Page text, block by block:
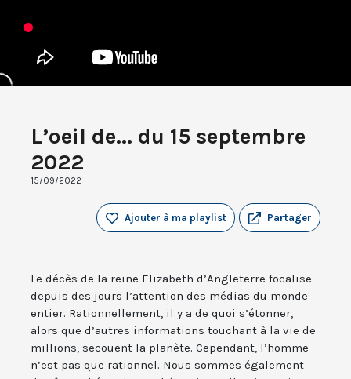
L’oeil de... du 15 septembre
2022
15/09/2022
Partager
Ajouter à ma playlist
Le décès de la reine Elizabeth d’Angleterre focalise
depuis des jours l’attention des médias du monde
entier. Rationnellement, il y a de quoi s’étonner,
alors que d’autres informations touchant à la vie de
millions, secouent la planète. Cependant, l’homme
n’est pas que rationnel. Nous sommes également